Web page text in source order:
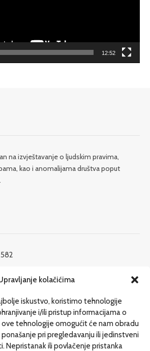
kolačićima
iskustvo, koristimo tehnologije
i/ili pristup informacijama o
ove tehnologije omogućit će nam obradu
pri pregledavanju ili jedinstveni
Nepristanak ili povlačenje pristanka
12:52
na izvještavanje o ljudskim pravima,
kao i anomalijama društva poput